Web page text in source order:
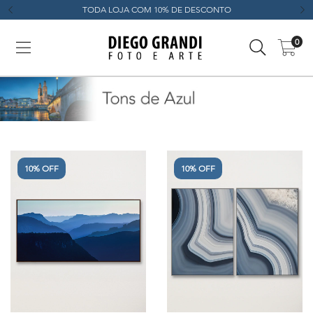
TODA LOJA COM 10% DE DESCONTO
0
10% OFF 10% OFF